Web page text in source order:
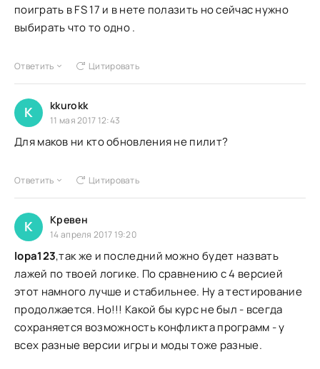
поиграть в FS 17 и в нете полазить но сейчас нужно
выбирать что то одно .
Ответить Цитировать
K kkurokk
11 мая 2017 12:43
Для маков ни кто обновления не пилит?
Ответить Цитировать
К Кревен
14 апреля 2017 19:20
lopa123,так же и последний можно будет назвать
лажей по твоей логике. По сравнению с 4 версией
этот намного лучше и стабильнее. Ну а тестирование
продолжается. Но!!! Какой бы курс не был - всегда
сохраняется возможность конфликта программ - у
всех разные версии игры и моды тоже разные.